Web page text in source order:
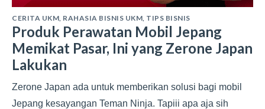
CERITA UKM, RAHASIA BISNIS UKM, TIPS BISNIS
Produk Perawatan Mobil Jepang
Memikat Pasar, Ini yang Zerone Japan
Lakukan
Zerone Japan ada untuk memberikan solusi bagi mobil
Jepang kesayangan Teman Ninja. Tapiii apa aja sih